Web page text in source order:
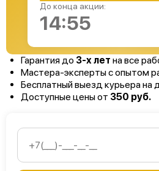
Гарантия до 3-х лет на все
Мастера-эксперты с опытом
Бесплатный выезд курьера на
Доступные цены от 350 руб.
До конца акции:
14:54